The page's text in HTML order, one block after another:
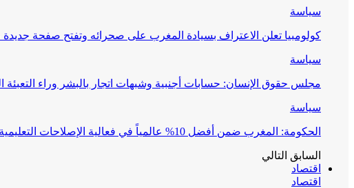
سياسة
كولومبيا تعلن الاعتراف بسيادة المغرب على صحرائه وتفتح صفحة جديدة
سياسة
مجلس حقوق الإنسان: حسابات أجنبية وشبهات اتجار بالبشر وراء التعبئة
سياسة
الحكومة: المغرب ضمن أفضل 10% عالمياً في فعالية الإصلاحات التعليمية
السابق التالي
اقتصاد
اقتصاد